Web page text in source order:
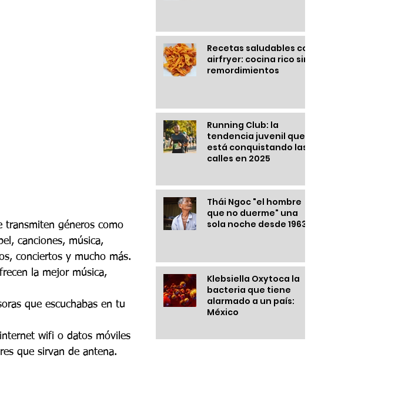
transmiten géneros como
canciones, música,
conciertos y mucho más.
la mejor música,
que escuchabas en tu
wifi o datos móviles
que sirvan de antena.
Recetas saludables con
airfryer: cocina rico sin
remordimientos
Running Club: la
tendencia juvenil que
está conquistando las
calles en 2025
Thái Ngoc "el hombre
que no duerme" una
sola noche desde 1963
Klebsiella Oxytoca la
bacteria que tiene
alarmado a un país:
México